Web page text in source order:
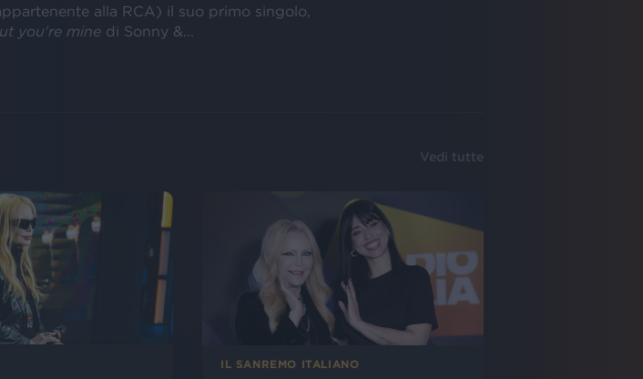
alla RCA) il suo primo singolo,
you're minedi Sonny &...
Vedi tutte
IL SANREMO ITALIANO